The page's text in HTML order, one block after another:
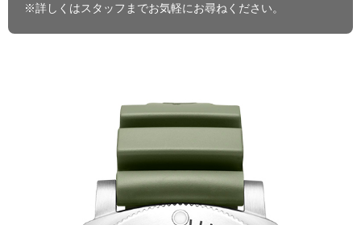
※詳しくはスタッフまでお気軽にお尋ねください。